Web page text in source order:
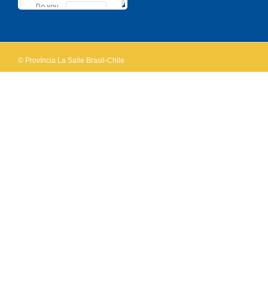
Do you
OK
© Província La Salle Brasil-Chile